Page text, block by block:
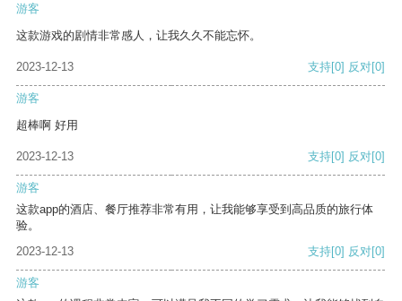
游客
这款游戏的剧情非常感人，让我久久不能忘怀。
2023-12-13 支持[0] 反对[0]
游客
超棒啊 好用
2023-12-13 支持[0] 反对[0]
游客
这款app的酒店、餐厅推荐非常有用，让我能够享受到高品质的旅行体
验。
2023-12-13
支持[0] 反对[0]
游客